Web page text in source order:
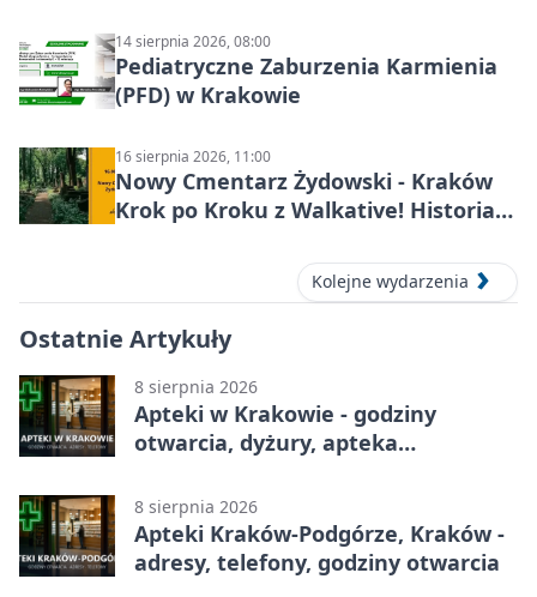
14 sierpnia 2026, 08:00
Pediatryczne Zaburzenia Karmienia
(PFD) w Krakowie
16 sierpnia 2026, 11:00
Nowy Cmentarz Żydowski - Kraków
Krok po Kroku z Walkative! Historia
Kolejne wydarzenia
Ostatnie Artykuły
8 sierpnia 2026
Apteki w Krakowie - godziny
otwarcia, dyżury, apteka
8 sierpnia 2026
Apteki Kraków-Podgórze, Kraków -
adresy, telefony, godziny otwarcia